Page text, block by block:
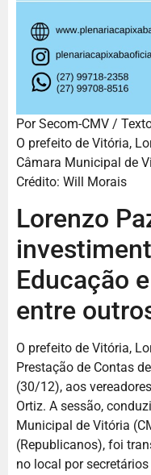
Por Secom-CMV /
O prefeito de Vitória,
Câmara Municipal de
Crédito: Will Morais
Lorenzo
Educação
entre
O prefeito de Vitória,
Prestação de Contas
(30/12), aos
Ortiz. A sessão,
Municipal de Vitória
(Republicanos), foi
no local por